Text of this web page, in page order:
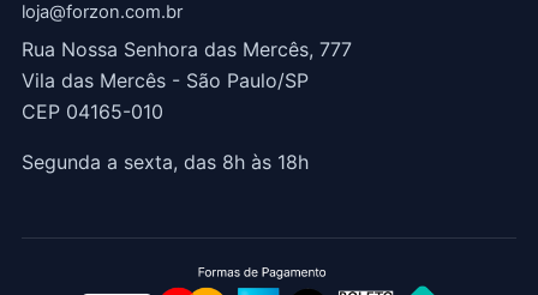
loja@forzon.com.br
Rua Nossa Senhora das Mercês, 777
Vila das Mercês - São Paulo/SP
CEP 04165-010
Segunda a sexta, das 8h às 18h